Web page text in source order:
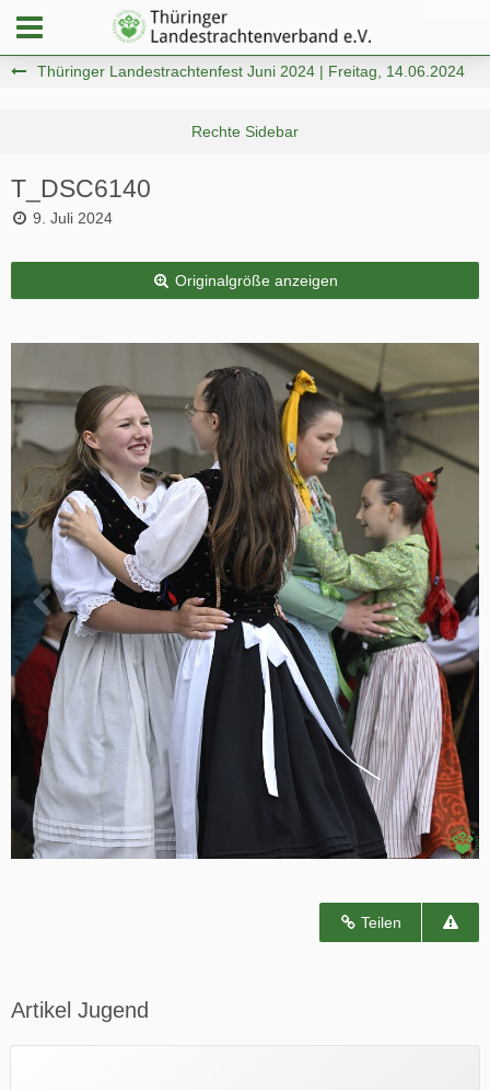
Thüringer Landestrachtenfest Juni 2024 | Freitag, 14.06.2024
T_DSC6140
9. Juli 2024
Originalgröße anzeigen
Teilen
Artikel Jugend